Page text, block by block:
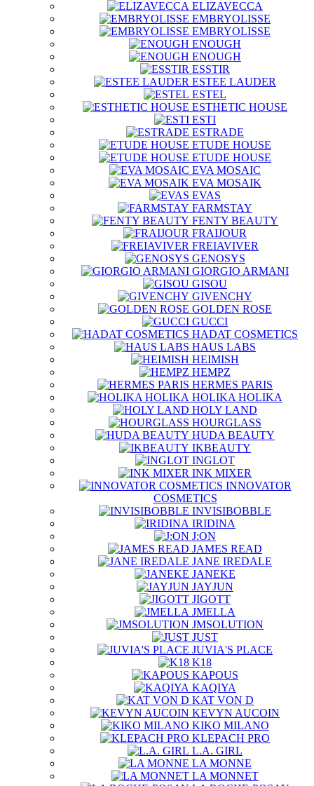
ELIZAVECCA
EMBRYOLISSE
EMBRYOLISSE
ENOUGH
ENOUGH
ESSTIR
ESTEE LAUDER
ESTEL
ESTHETIC HOUSE
ESTI
ESTRADE
ETUDE HOUSE
ETUDE HOUSE
EVA MOSAIC
EVA MOSAIK
EVAS
FARMSTAY
FENTY BEAUTY
FRAIJOUR
FREIAVIVER
GENOSYS
GIORGIO ARMANI
GISOU
GIVENCHY
GOLDEN ROSE
GUCCI
HADAT COSMETICS
HAUS LABS
HEIMISH
HEMPZ
HERMES PARIS
HOLIKA HOLIKA
HOLY LAND
HOURGLASS
HUDA BEAUTY
IKBEAUTY
INGLOT
INK MIXER
INNOVATOR
COSMETICS
INVISIBOBBLE
IRIDINA
J:ON
JAMES READ
JANE IREDALE
JANEKE
JAYJUN
JIGOTT
JMELLA
JMSOLUTION
JUST
JUVIA'S PLACE
K18
KAPOUS
KAQIYA
KAT VON D
KEVYN AUCOIN
KIKO MILANO
KLEPACH PRO
L.A. GIRL
LA MONNE
LA MONNET